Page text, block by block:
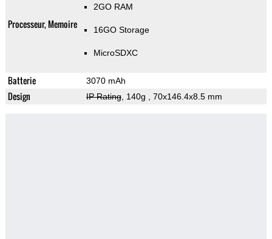
Processeur, Memoire
2GO RAM
16GO Storage
MicroSDXC
Batterie 3070 mAh
Design IP Rating, 140g , 70x146.4x8.5 mm